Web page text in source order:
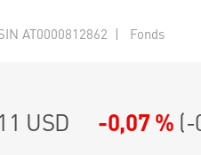
AT0000812862 | Fonds
USD -0,07 % (-